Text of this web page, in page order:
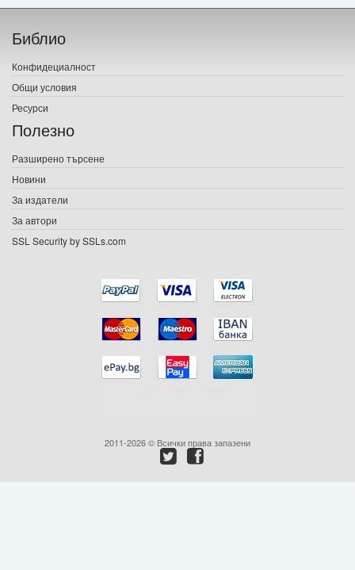
Начало
Печатни книги
Електронни книги
Е-списания
Подаръци
Ваучери
Библио
Конфидециалност
Общи условия
Ресурси
Полезно
Разширено търсене
Новини
За издатели
За автори
SSL Security by SSLs.com
2011-2026 © Всички права запазени